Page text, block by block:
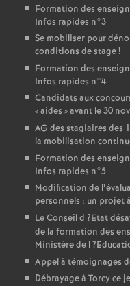
Formation des
Infos rapides n°3
Se mobiliser pour
conditions de stage!
Formation des
Infos rapides n°4
Candidats aux
«aides » avant le 30
AG des stagiaires des
la mobilisation
Formation des
Infos rapides n°5
Modification de
personnels : un projet
Le Conseil d ?Etat
de la formation des
Ministère de l
Appel à témoignages
Débrayage à Torcy ce